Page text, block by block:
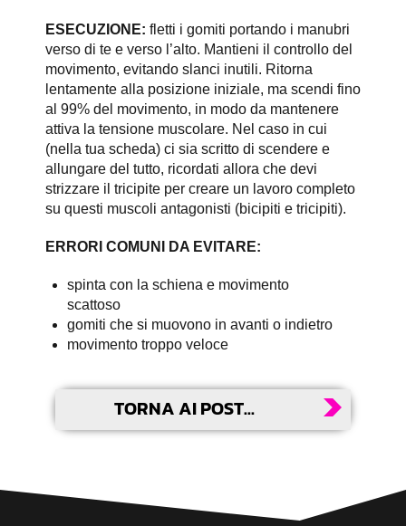
ESECUZIONE: fletti i gomiti portando i manubri
verso di te e verso l’alto. Mantieni il controllo del
movimento, evitando slanci inutili. Ritorna
lentamente alla posizione iniziale, ma scendi fino
al 99% del movimento, in modo da mantenere
attiva la tensione muscolare. Nel caso in cui
(nella tua scheda) ci sia scritto di scendere e
allungare del tutto, ricordati allora che devi
strizzare il tricipite per creare un lavoro completo
su questi muscoli antagonisti (bicipiti e tricipiti).
ERRORI COMUNI DA EVITARE:
spinta con la schiena e movimento
scattoso
gomiti che si muovono in avanti o indietro
movimento troppo veloce
TORNA AI POST...